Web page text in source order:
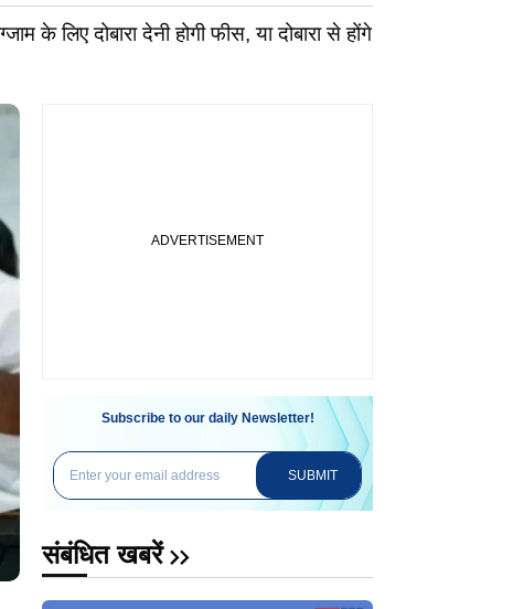
लिए दोबारा देनी होगी फीस, या दोबारा से होंगे
Subscribe to our daily Newsletter!
SUBMIT
संबंधित खबरें